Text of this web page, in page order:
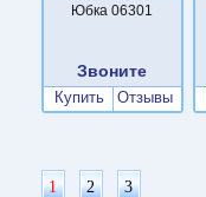
Юбка 06301
Звоните
Купить Отзывы
1 2 3